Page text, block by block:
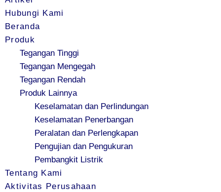
Hubungi Kami
Beranda
Produk
Tegangan Tinggi
Tegangan Mengegah
Tegangan Rendah
Produk Lainnya
Keselamatan dan Perlindungan
Keselamatan Penerbangan
Peralatan dan Perlengkapan
Pengujian dan Pengukuran
Pembangkit Listrik
Tentang Kami
Aktivitas Perusahaan